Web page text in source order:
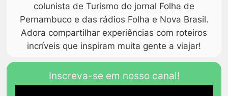
colunista de Turismo do jornal Folha de
Pernambuco e das rádios Folha e Nova Brasil.
Adora compartilhar experiências com roteiros
incríveis que inspiram muita gente a viajar!
Inscreva-se em nosso canal!